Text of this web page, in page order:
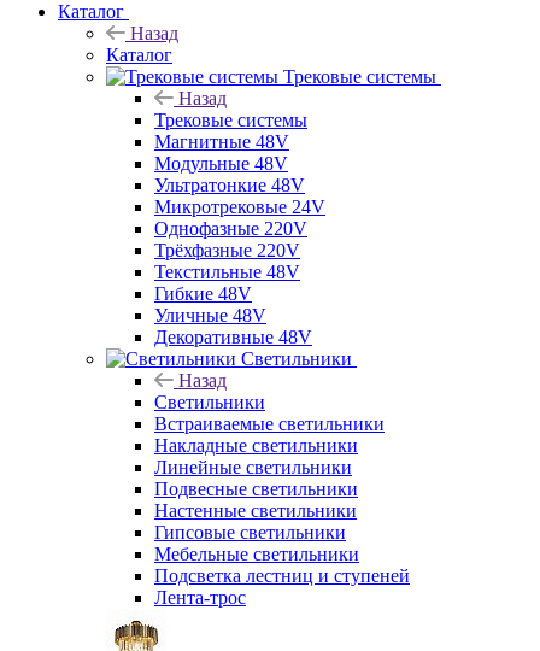
Каталог
Назад
Каталог
Трековые системы
Назад
Трековые системы
Магнитные 48V
Модульные 48V
Ультратонкие 48V
Микротрековые 24V
Однофазные 220V
Трёхфазные 220V
Текстильные 48V
Гибкие 48V
Уличные 48V
Декоративные 48V
Светильники
Назад
Светильники
Встраиваемые светильники
Накладные светильники
Линейные светильники
Подвесные светильники
Настенные светильники
Гипсовые светильники
Мебельные светильники
Подсветка лестниц и ступеней
Лента-трос